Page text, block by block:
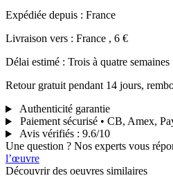
Expédiée depuis : France
Livraison vers : France , 6 €
Délai estimé : Trois à quatre semaines
Retour gratuit pendant 14 jours,
Authenticité garantie
Paiement sécurisé • CB, Amex,
Avis vérifiés : 9.6/10
Une question ? Nos experts vous
l’œuvre
Découvrir des oeuvres similaires